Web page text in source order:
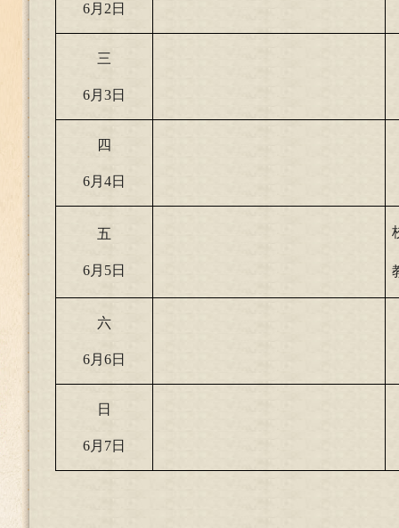
6月2日
三
6月3日
四
6月4日
五
6月5日
六
6月6日
日
6月7日